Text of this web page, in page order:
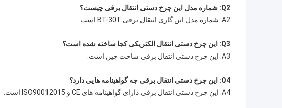
Q2: شماره مدل این چرخ دستی انتقال برقی چیست؟
A2: شماره مدل این گاری انتقال برقی BT-30T است.
Q3: این چرخ دستی انتقال الکتریکی کجا ساخته شده است؟
A3: این چرخ دستی انتقال برقی ساخت چین است.
Q4: این چرخ دستی انتقال برقی چه گواهینامه هایی دارد؟
A4: این چرخ دستی انتقال برقی دارای گواهینامه های CE و ISO90012015 است.